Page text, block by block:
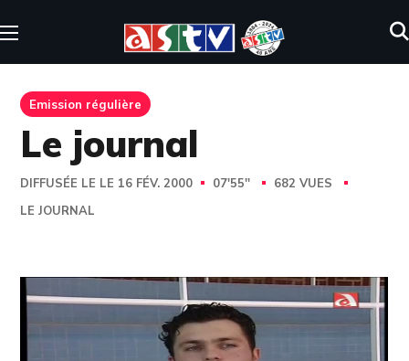
Emission régulière
Le journal
DIFFUSÉE LE LE 16 FÉV. 2000 07'55''
682 VUES
LE JOURNAL